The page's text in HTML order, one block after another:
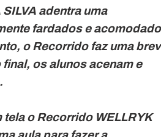
adentra uma
fardados e
o Recorrido faz uma
os alunos acenam e
tela o Recorrido WELLRYK